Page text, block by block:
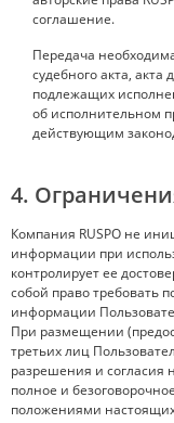
соглашение.
Передача
судебного акта, акта
подлежащих
об исполнительном
действующим
4.
Компания RUSPO не
информации при
контролирует ее
собой право требовать
информации
При размещении
третьих лиц
разрешения и согласия
полное и
положениями